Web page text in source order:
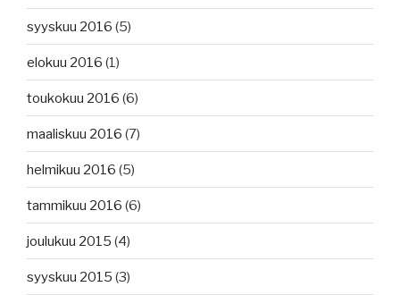
syyskuu 2016 (5)
elokuu 2016 (1)
toukokuu 2016 (6)
maaliskuu 2016 (7)
helmikuu 2016 (5)
tammikuu 2016 (6)
joulukuu 2015 (4)
syyskuu 2015 (3)